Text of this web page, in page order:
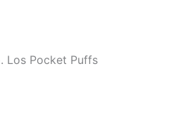
Los Pocket Puffs